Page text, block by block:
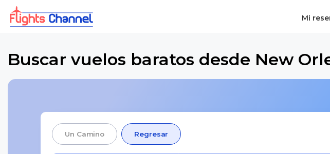
Mi
Buscar vuelos baratos desde New
Un Camino Regresar